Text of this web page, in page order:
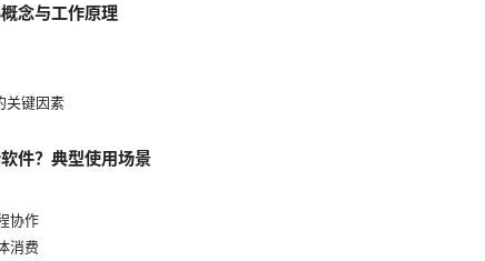
念与工作原理
关键因素
件？典型使用场景
协作
消费